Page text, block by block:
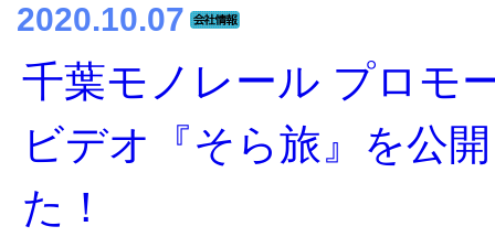
2020.10.07
千葉モノレール プロモ
ビデオ『そら旅』を公
た！